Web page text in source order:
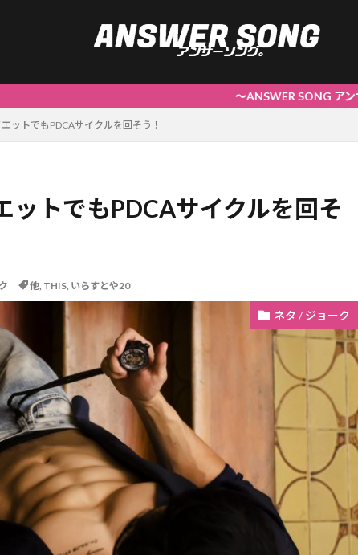
～ANSWER SONG アンサーソング。 |
ットでもPDCAサイクルを回そう！
ットでもPDCAサイクルを回そ
他, THIS, いらすとや20
ネタ / ジョーク